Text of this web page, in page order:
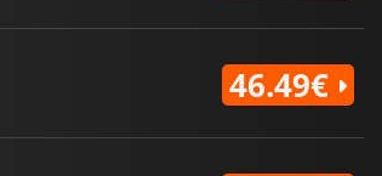
46.49€